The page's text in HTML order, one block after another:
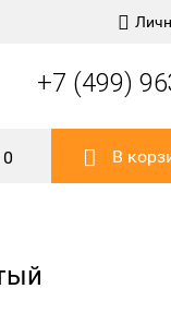
+7 (499)
0 В